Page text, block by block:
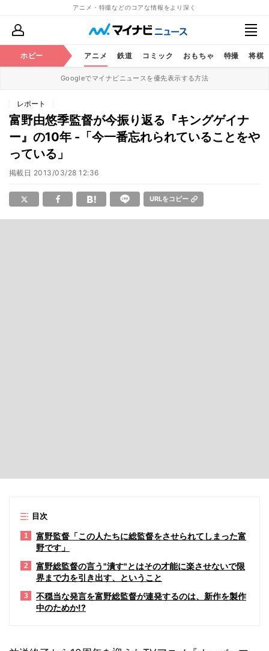
アニメ・特撮などのコアな情報をより深く
ホビー アニメ 鉄道 コミック おもちゃ 特撮 将棋
Googleでマイナビニュースを優先表示する方法
レポート
富野由悠季監督が今振り返る『キングゲイナ
ー』の10年 -「今一番忘れられていることをや
っている」
掲載日 2013/03/28 12:36
URLをコピー
目次
1
富野監督「この人たちに総監督をさせられてしまった富
野です」
2
富野総監督の言う"潰す"とはその才能に楽させないで限
界まで力を引き出す、ということ
3
不穏当な発言を富野総監督が連発するのは、新作を製作
中のためか!?